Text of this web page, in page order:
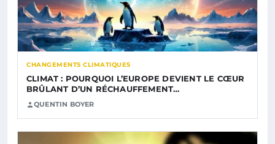
CHANGEMENTS CLIMATIQUES
CLIMAT : POURQUOI L’EUROPE DEVIENT LE CŒUR
BRÛLANT D’UN RÉCHAUFFEMENT…
QUENTIN BOYER